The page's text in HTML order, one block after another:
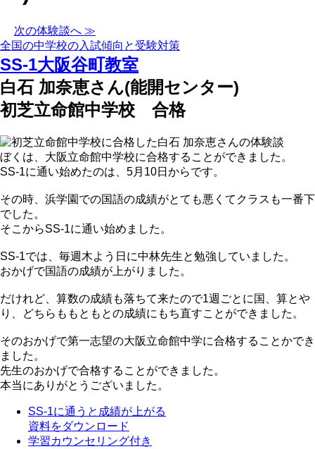
次の体験談へ ≫
全国の中学校の入試傾向と受験対策
SS-1大阪谷町教室
白石 加奈恵さん(能開センター)
初芝立命館中学校 合格
ぼくは、大阪立命館中学校に合格することができました。
SS-1に通い始めたのは、5月10日からです。
その時、浜学園での国語の成績がとても悪くてクラスも一番下
でした。
そこからSS-1に通い始めました。
SS-1では、毎週木よう日に中林先生と勉強していました。
おかげで国語の成績が上がりました。
だけれど、算数の成績も落ちて来たので1週ごとに国、算とや
り、どちらももともとの成績にもち直すことができました。
そのおかげで第一志望の大阪立命館中学に合格することかでき
ました。
先生のおかげで合格することができました。
本当にありがとうございました。
SS-1に通うと成績が上がる
資料をダウンロード
学習カウンセリング付き